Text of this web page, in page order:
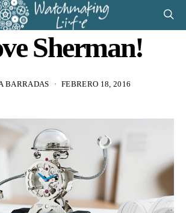
Sherman!
BARRADAS FEBRERO 18, 2016